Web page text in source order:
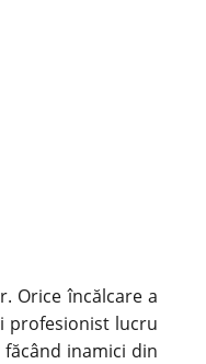
Orice încălcare a
profesionist lucru
inamici din